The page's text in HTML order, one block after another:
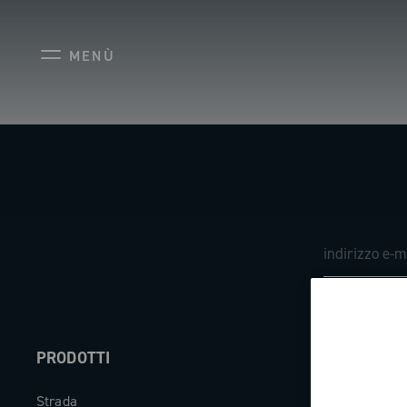
MENÙ
PRODOTTI
Strada